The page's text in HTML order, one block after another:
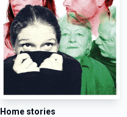
Home stories